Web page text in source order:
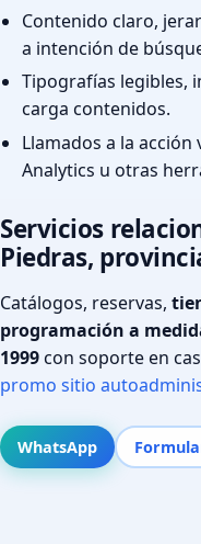
Contenido claro,
a intención de
Tipografías legibles,
carga contenidos.
Llamados a la
Analytics u otras
Servicios
Piedras,
Catálogos, reservas,
programación a
1999con soporte en
promo sitio
WhatsApp